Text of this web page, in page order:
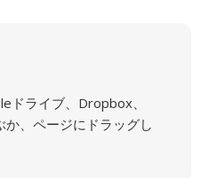
ドライブ、Dropbox、
、ページにドラッグし